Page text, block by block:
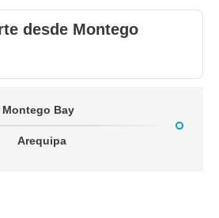
desde Montego
Montego Bay
Arequipa